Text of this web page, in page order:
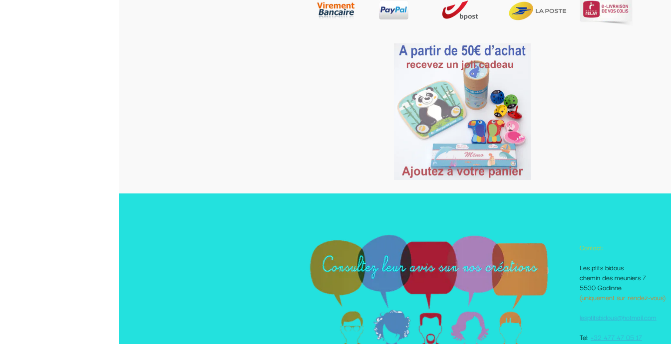
Les ptits bidous
chemin des meuniers 7
5530 Godinne
(uniquement sur rendez-vous)
lesptitsbidous@hotmail.com
Tel:
+32 477 47 05 17
Autres pages disponibles
Foire aux questions
Le Blog
Les livraisons et paiement
Mes amis sur le net
Me contacter
votre comte client